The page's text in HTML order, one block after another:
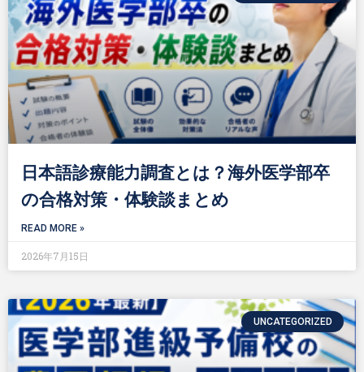
日本語診療能力調査とは？海外医学部卒
の合格対策・体験談まとめ
READ MORE »
2026年7月15日
UNCATEGORIZED